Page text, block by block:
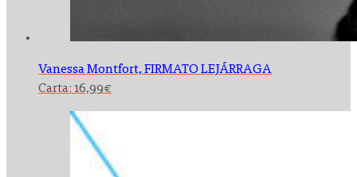
Vanessa Montfort,FIRMATO LEJÁRRAGA
Carta: 16,99€